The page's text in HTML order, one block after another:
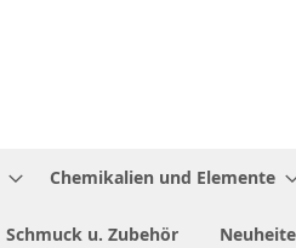
Chemikalien und Elemente
Schmuck u. Zubehör